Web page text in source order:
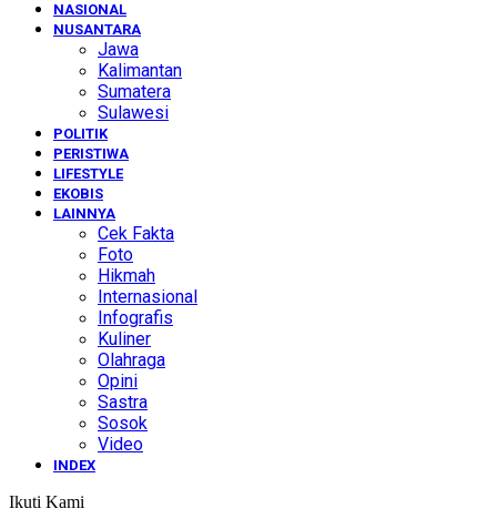
NASIONAL
NUSANTARA
Jawa
Kalimantan
Sumatera
Sulawesi
POLITIK
PERISTIWA
LIFESTYLE
EKOBIS
LAINNYA
Cek Fakta
Foto
Hikmah
Internasional
Infografis
Kuliner
Olahraga
Opini
Sastra
Sosok
Video
INDEX
Ikuti Kami